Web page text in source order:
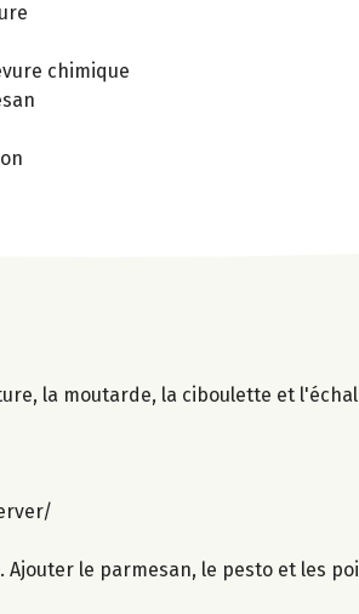
chimique
la moutarde, la ciboulette et
le parmesan, le pesto et les